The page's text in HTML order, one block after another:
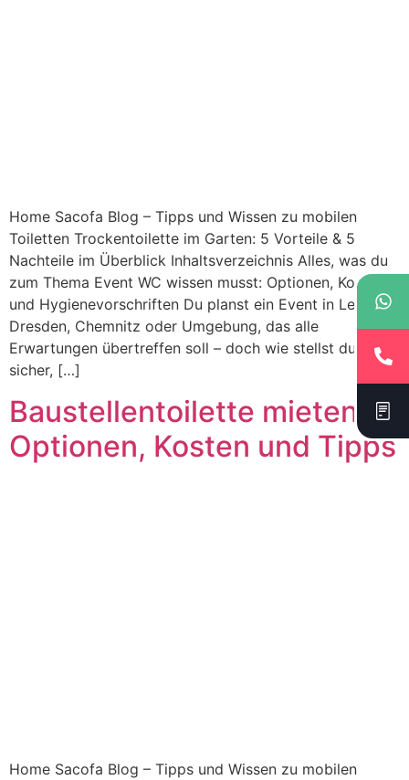
Home Sacofa Blog – Tipps und Wissen zu mobilen
Toiletten Trockentoilette im Garten: 5 Vorteile & 5
Nachteile im Überblick Inhaltsverzeichnis Alles, was du
zum Thema Event WC wissen musst: Optionen, Kosten
und Hygienevorschriften Du planst ein Event in Leipzig,
Dresden, Chemnitz oder Umgebung, das alle
Erwartungen übertreffen soll – doch wie stellst du
sicher, […]
Baustellentoilette mieten:
Optionen, Kosten und Tipps
Home Sacofa Blog – Tipps und Wissen zu mobilen